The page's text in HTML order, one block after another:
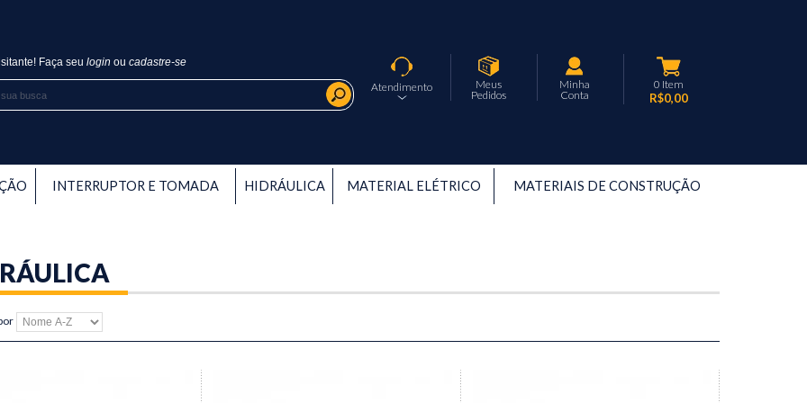
Faça seu login ou cadastre-se
Atendimento
Meus
Pedidos
Minha
Conta
0 Item
R$0,00
INTERRUPTOR E TOMADA HIDRÁULICA MATERIAL ELÉTRICO MATERIAIS DE CONSTRUÇÃO